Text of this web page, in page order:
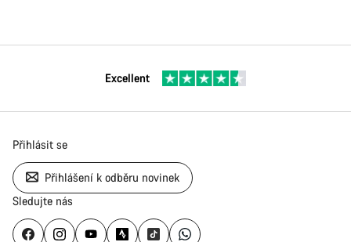
Excellent
Přihlásit se
Přihlášení k odběru novinek
Sledujte nás